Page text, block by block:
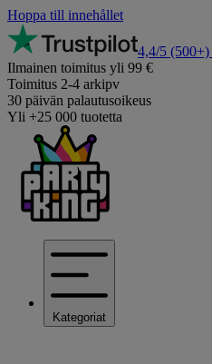
Hoppa till innehållet
4,4/5 (500+)
Ilmainen toimitus yli 99 €
Toimitus 2-4 arkipv
30 päivän palautusoikeus
Yli +25 000 tuotetta
Kategoriat